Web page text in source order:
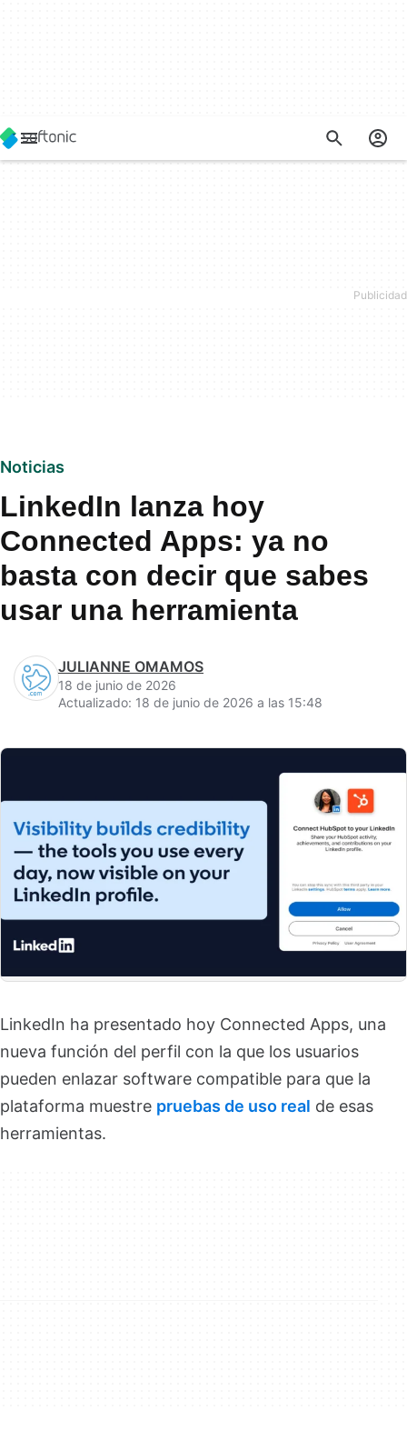
Noticias
LinkedIn lanza hoy
Connected Apps: ya no
basta con decir que sabes
usar una herramienta
JULIANNE OMAMOS
18 de junio de 2026
Actualizado: 18 de junio de 2026 a las 15:48
LinkedIn ha presentado hoy Connected Apps, una
nueva función del perfil con la que los usuarios
pueden enlazar software compatible para que la
plataforma muestre pruebas de uso real de esas
herramientas.